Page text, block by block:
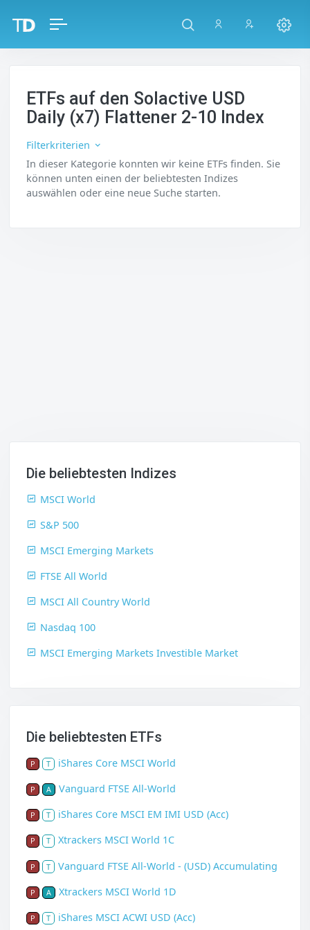
ETFs auf den Solactive USD
Daily (x7) Flattener 2-10 Index
Filterkriterien
In dieser Kategorie konnten wir keine ETFs finden. Sie
können unten einen der beliebtesten Indizes
auswählen oder eine neue Suche starten.
Die beliebtesten Indizes
MSCI World
S&P 500
MSCI Emerging Markets
FTSE All World
MSCI All Country World
Nasdaq 100
MSCI Emerging Markets Investible Market
Die beliebtesten ETFs
P T iShares Core MSCI World
P A Vanguard FTSE All-World
P T iShares Core MSCI EM IMI USD (Acc)
P T Xtrackers MSCI World 1C
P T Vanguard FTSE All-World - (USD) Accumulating
P A Xtrackers MSCI World 1D
P T iShares MSCI ACWI USD (Acc)